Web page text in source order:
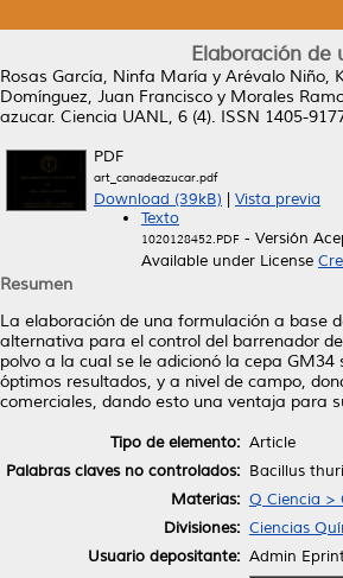
Elaboración de
Rosas García, Ninfa María y Arévalo Niño,
Domínguez, Juan Francisco y Morales
azucar. Ciencia UANL, 6 (4). ISSN 1405-
PDF
art_canadeazucar.pdf
Download (39kB)
Vista previa
Texto
1020128452.PDF - Versión
Available under License
Resumen
La elaboración de una formulación a base
alternativa para el control del barrenador
polvo a la cual se le adicionó la cepa
óptimos resultados, y a nivel de campo,
comerciales, dando esto una ventaja para
Tipo de elemento: Article
Palabras claves no controlados: Bacillus
Materias: Q Ciencia >
Divisiones: Ciencias
Usuario depositante: Admin